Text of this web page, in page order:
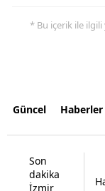
* Bu içerik ile ilgili
Güncel Haberler
Son
dakika
İzmir